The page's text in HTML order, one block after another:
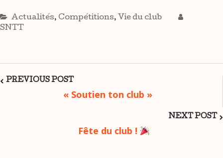
Actualités, Compétitions, Vie du club
SNTT
Post
PREVIOUS POST
« Soutien ton club »
NEXT POST
Fête du club !